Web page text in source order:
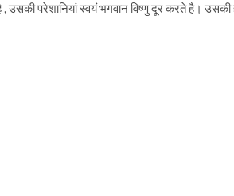
परेशानियां स्वयं भगवान विष्णु दूर करते है। उसकी